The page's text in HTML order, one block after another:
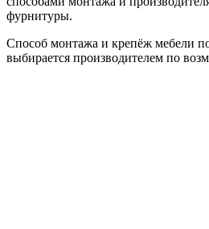
фурнитуры.
Способ монтажа и крепёж мебели
выбирается производителем по